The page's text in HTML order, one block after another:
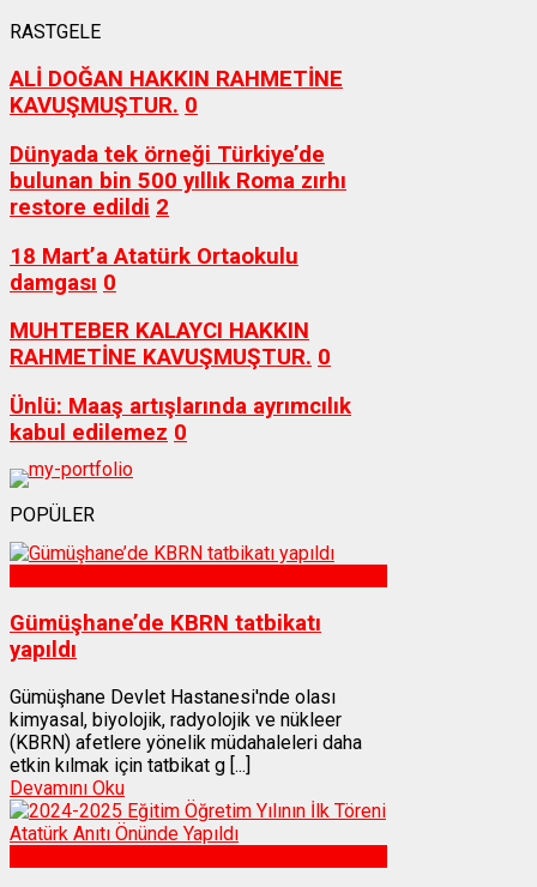
RASTGELE
ALİ DOĞAN HAKKIN RAHMETİNE
KAVUŞMUŞTUR. 0
Dünyada tek örneği Türkiye’de
bulunan bin 500 yıllık Roma zırhı
restore edildi 2
18 Mart’a Atatürk Ortaokulu
damgası 0
MUHTEBER KALAYCI HAKKIN
RAHMETİNE KAVUŞMUŞTUR. 0
Ünlü: Maaş artışlarında ayrımcılık
kabul edilemez 0
POPÜLER
Gümüşhane’de KBRN tatbikatı
yapıldı
Gümüşhane Devlet Hastanesi'nde olası
kimyasal, biyolojik, radyolojik ve nükleer
(KBRN) afetlere yönelik müdahaleleri daha
etkin kılmak için tatbikat g [...]
Devamını Oku